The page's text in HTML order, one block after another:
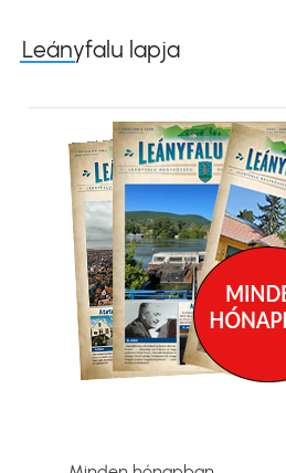
Leányfalu lapja